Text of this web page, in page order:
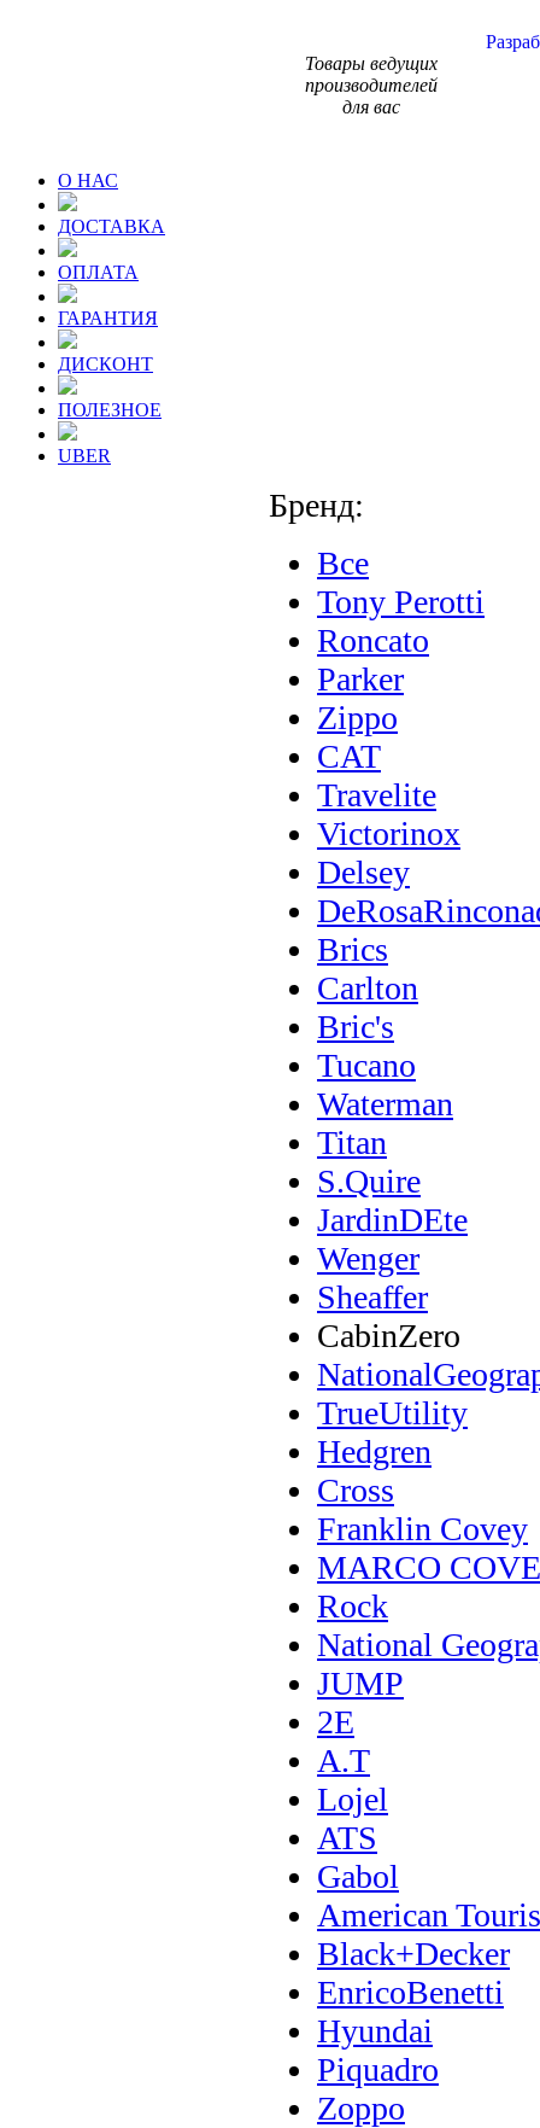
Товары ведущих
производителей
для вас
О НАС
ДОСТАВКА
ОПЛАТА
ГАРАНТИЯ
ДИСКОНТ
ПОЛЕЗНОЕ
UBER
Бренд:
Все
Tony Perotti
Roncato
Parker
Zippo
CAT
Travelite
Victorinox
Delsey
Brics
Carlton
Bric's
Tucano
Waterman
Titan
S.Quire
JardinDEte
Wenger
Sheaffer
CabinZero
TrueUtility
Hedgren
Cross
Franklin Covey
MARCO
Rock
National
JUMP
2E
A.T
Lojel
ATS
Gabol
American
Black+Decker
EnricoBenetti
Hyundai
Piquadro
Zoppo